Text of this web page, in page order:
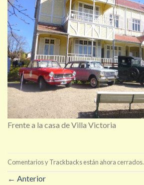
Frente a la casa de Villa Victoria
Comentarios y Trackbacks están ahora cerrados.
← Anterior